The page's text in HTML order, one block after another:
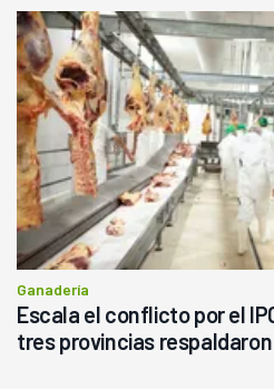
Ganadería
Escala el conflicto por el
tres provincias